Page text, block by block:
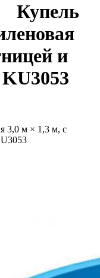
Купель
и
3,0 м × 1,3 м, с